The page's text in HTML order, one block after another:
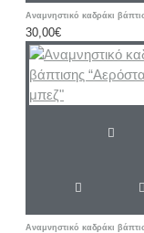
30,00€